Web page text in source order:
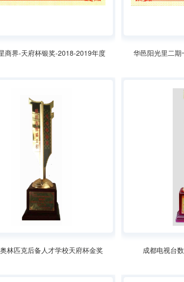
商界-天府杯银奖-2018-2019年度 华邑阳光里二
林匹克后备人才学校天府杯金奖 成都电视台